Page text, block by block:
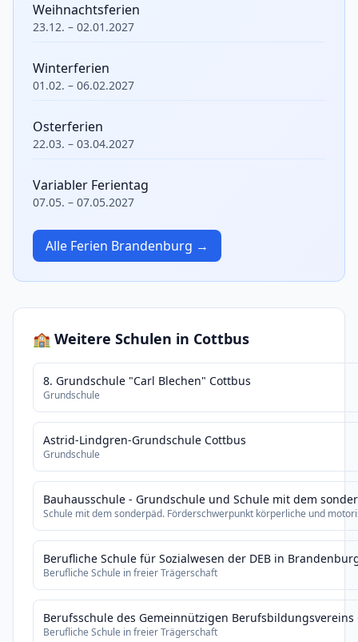
Weihnachtsferien
23.12. – 02.01.2027
Winterferien
01.02. – 06.02.2027
Osterferien
22.03. – 03.04.2027
Variabler Ferientag
07.05. – 07.05.2027
Alle Ferien Brandenburg →
🏫 Weitere Schulen in Cottbus
8. Grundschule "Carl Blechen" Cottbus
Grundschule
Astrid-Lindgren-Grundschule Cottbus
Grundschule
Bauhausschule - Grundschule und Schule mit dem
Schule mit dem sonderpäd. Förderschwerpunkt körperliche und
Berufliche Schule für Sozialwesen der DEB in
Berufliche Schule in freier Trägerschaft
Berufsschule des Gemeinnützigen
Berufliche Schule in freier Trägerschaft